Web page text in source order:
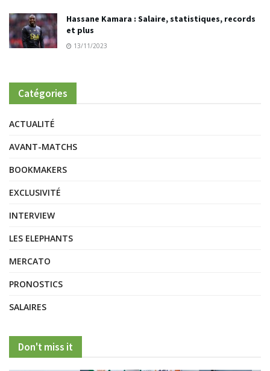
Hassane Kamara : Salaire, statistiques, records
et plus
13/11/2023
Catégories
ACTUALITÉ
AVANT-MATCHS
BOOKMAKERS
EXCLUSIVITÉ
INTERVIEW
LES ELEPHANTS
MERCATO
PRONOSTICS
SALAIRES
Don't miss it